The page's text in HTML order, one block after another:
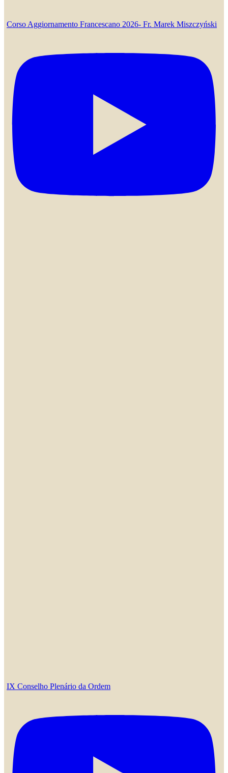
Corso Aggiornamento Francescano 2026- Fr. Marek Miszczyński
IX Conselho Plenário da Ordem